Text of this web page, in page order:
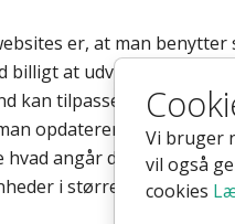
Vi bruger
vil også
cookies
er, at man benytter
billigt at udvikle, og er
kan tilpasse udseendet
opdaterer ens side, så
angår design og
i størrelsen.